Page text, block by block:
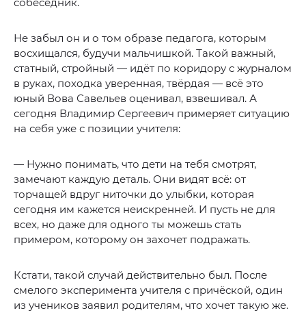
Не забыл он и о том образе педагога, которым
восхищался, будучи мальчишкой. Такой важный,
статный, стройный — идёт по коридору с журналом
в руках, походка уверенная, твёрдая — всё это
юный Вова Савельев оценивал, взвешивал. А
сегодня Владимир Сергеевич примеряет ситуацию
на себя уже с позиции учителя:
— Нужно понимать, что дети на тебя смотрят,
замечают каждую деталь. Они видят всё: от
торчащей вдруг ниточки до улыбки, которая
сегодня им кажется неискренней. И пусть не для
всех, но даже для одного ты можешь стать
примером, которому он захочет подражать.
Кстати, такой случай действительно был. После
смелого эксперимента учителя с причёской, один
из учеников заявил родителям, что хочет такую же.